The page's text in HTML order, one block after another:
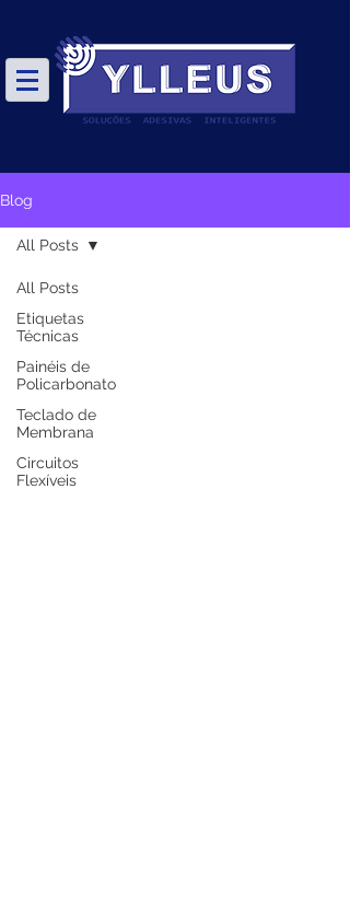
Blog
All Posts
Etiquetas
Técnicas
Painéis de
Policarbonato
Teclado de
Membrana
Circuitos
Flexíveis
All Posts